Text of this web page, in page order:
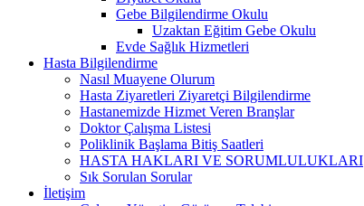
Gebe Bilgilendirme Okulu
Uzaktan Eğitim Gebe Okulu
Evde Sağlık Hizmetleri
Hasta Bilgilendirme
Nasıl Muayene Olurum
Hasta Ziyaretleri Ziyaretçi Bilgilendirme
Hastanemizde Hizmet Veren Branşlar
Doktor Çalışma Listesi
Poliklinik Başlama Bitiş Saatleri
HASTA HAKLARI VE SORUMLULUKLARI
Sık Sorulan Sorular
İletişim